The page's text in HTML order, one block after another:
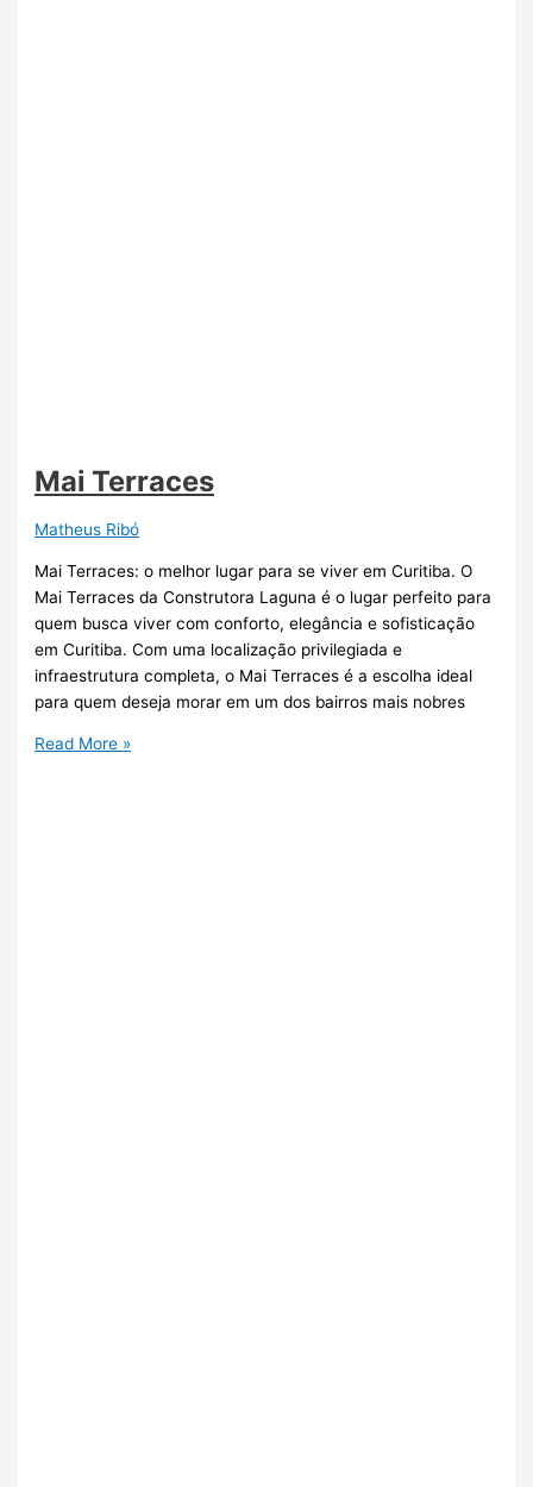
Mai Terraces
Matheus Ribó
Mai Terraces: o melhor lugar para se viver em Curitiba. O
Mai Terraces da Construtora Laguna é o lugar perfeito para
quem busca viver com conforto, elegância e sofisticação
em Curitiba. Com uma localização privilegiada e
infraestrutura completa, o Mai Terraces é a escolha ideal
para quem deseja morar em um dos bairros mais nobres
Read More »